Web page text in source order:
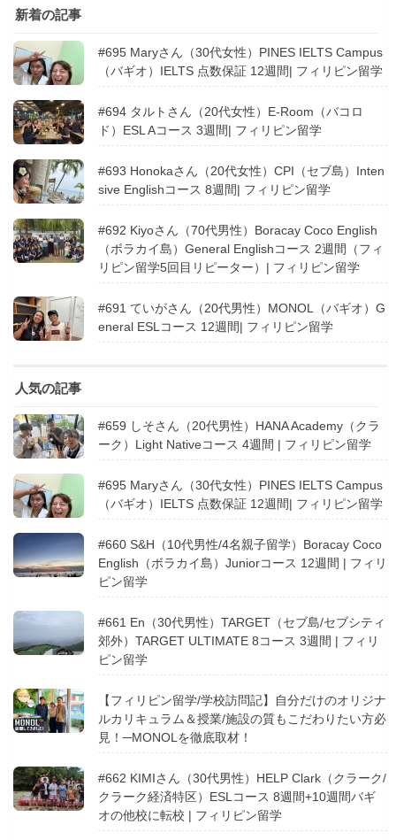
新着の記事
#695 Maryさん（30代女性）PINES IELTS Campus
（バギオ）IELTS 点数保証 12週間| フィリピン留学
#694 タルトさん（20代女性）E-Room（バコロ
ド）ESL Aコース 3週間| フィリピン留学
#693 Honokaさん（20代女性）CPI（セブ島）Inten
sive Englishコース 8週間| フィリピン留学
#692 Kiyoさん（70代男性）Boracay Coco English
（ボラカイ島）General Englishコース 2週間（フィ
リピン留学5回目リピーター）| フィリピン留学
#691 ていがさん（20代男性）MONOL（バギオ）G
eneral ESLコース 12週間| フィリピン留学
人気の記事
#659 しそさん（20代男性）HANA Academy（クラ
ーク）Light Nativeコース 4週間 | フィリピン留学
#695 Maryさん（30代女性）PINES IELTS Campus
（バギオ）IELTS 点数保証 12週間| フィリピン留学
#660 S&H（10代男性/4名親子留学）Boracay Coco
English（ボラカイ島）Juniorコース 12週間 | フィリ
ピン留学
#661 En（30代男性）TARGET（セブ島/セブシティ
郊外）TARGET ULTIMATE 8コース 3週間 | フィリ
ピン留学
【フィリピン留学/学校訪問記】自分だけのオリジナ
ルカリキュラム＆授業/施設の質もこだわりたい方必
見！─MONOLを徹底取材！
#662 KIMIさん（30代男性）HELP Clark（クラーク/
クラーク経済特区）ESLコース 8週間+10週間バギ
オの他校に転校 | フィリピン留学